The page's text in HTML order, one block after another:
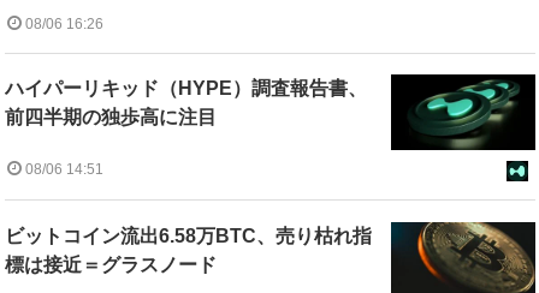
08/06 16:26
ハイパーリキッド（HYPE）調査報告書、
前四半期の独歩高に注目
08/06 14:51
ビットコイン流出6.58万BTC、売り枯れ指
標は接近＝グラスノード